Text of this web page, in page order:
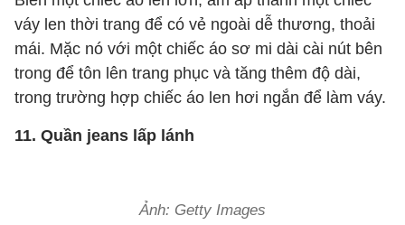
váy len thời trang để có vẻ ngoài dễ thương, thoải
mái. Mặc nó với một chiếc áo sơ mi dài cài nút bên
trong để tôn lên trang phục và tăng thêm độ dài,
trong trường hợp chiếc áo len hơi ngắn để làm váy.
11. Quần jeans lấp lánh
Ảnh: Getty Images